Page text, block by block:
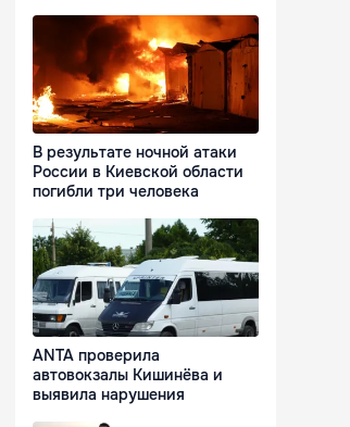
В результате ночной атаки
России в Киевской области
погибли три человека
ANTA проверила
автовокзалы Кишинёва и
выявила нарушения